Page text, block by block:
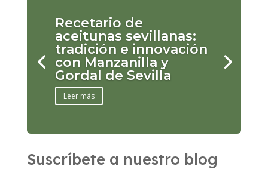
Recetario de
aceitunas sevillanas:
tradición e innovación
con Manzanilla y
Gordal de Sevilla
Leer más
Suscríbete a nuestro blog